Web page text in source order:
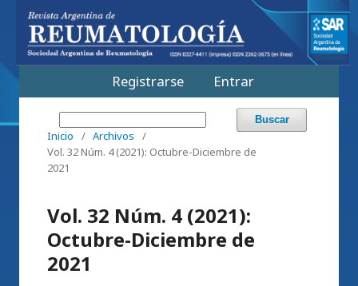
Registrarse Entrar
Buscar
Inicio / Archivos
/
Vol. 32 Núm. 4 (2021): Octubre-Diciembre de
2021
Vol. 32 Núm. 4 (2021):
Octubre-Diciembre de
2021